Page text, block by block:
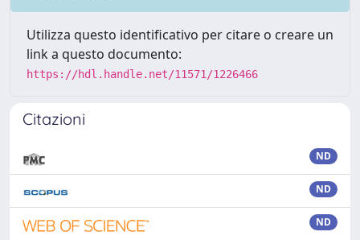
Utilizza questo identificativo per citare o creare un
link a questo documento:
https://hdl.handle.net/11571/1226466
Citazioni
ND
ND
ND